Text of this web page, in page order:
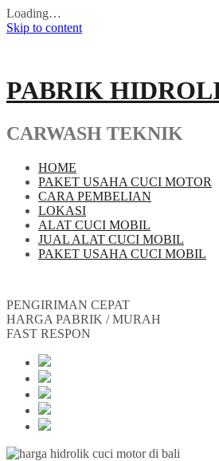
Loading…
Skip to content
PABRIK
CARWASH TEKNIK
HOME
PAKET USAHA CUCI MOTOR
CARA PEMBELIAN
LOKASI
ALAT CUCI MOBIL
JUAL ALAT CUCI MOBIL
PAKET USAHA CUCI MOBIL
PENGIRIMAN CEPAT
HARGA PABRIK / MURAH
FAST RESPON